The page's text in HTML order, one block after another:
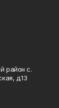
район с.
д.13